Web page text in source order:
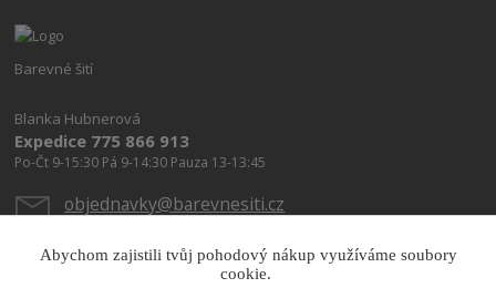
Barevné šití
Blanka Hubnerová
Expedice 775 866 913
Po-Čt 9-15:30 Pá 9-14:30 Pauza 13-13:45
objednavky@barevnesiti.cz
Abychom zajistili tvůj pohodový nákup využíváme soubory
cookie.